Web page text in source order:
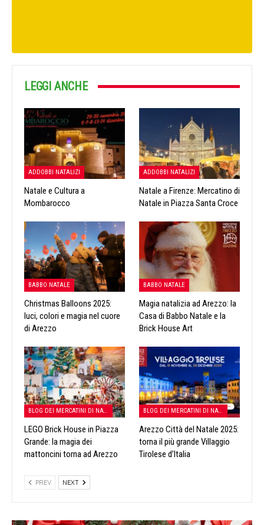
LEGGI ANCHE
ADDOBBI NATALIZI
Natale e Cultura a
Mombarocco
ADDOBBI NATALIZI
Natale a Firenze: Mercatino di
Natale in Piazza Santa Croce
BABBO NATALE
Christmas Balloons 2025:
luci, colori e magia nel cuore
di Arezzo
BABBO NATALE
Magia natalizia ad Arezzo: la
Casa di Babbo Natale e la
Brick House Art
BLOG DEI MERCATINI DI NATALE
LEGO Brick House in Piazza
Grande: la magia dei
mattoncini torna ad Arezzo
BLOG DEI MERCATINI DI NATALE
Arezzo Città del Natale 2025:
torna il più grande Villaggio
Tirolese d’Italia
PREV NEXT